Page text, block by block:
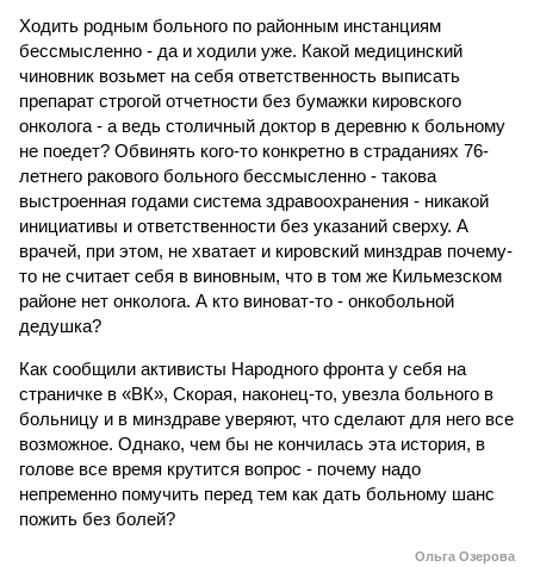
Ходить родным больного по районным инстанциям
бессмысленно - да и ходили уже. Какой медицинский
чиновник возьмет на себя ответственность выписать
препарат строгой отчетности без бумажки кировского
онколога - а ведь столичный доктор в деревню к больному
не поедет? Обвинять кого-то конкретно в страданиях 76-
летнего ракового больного бессмысленно - такова
выстроенная годами система здравоохранения - никакой
инициативы и ответственности без указаний сверху. А
врачей, при этом, не хватает и кировский минздрав почему-
то не считает себя в виновным, что в том же Кильмезском
районе нет онколога. А кто виноват-то - онкобольной
дедушка?
Как сообщили активисты Народного фронта у себя на
страничке в «ВК», Скорая, наконец-то, увезла больного в
больницу и в минздраве уверяют, что сделают для него все
возможное. Однако, чем бы не кончилась эта история, в
голове все время крутится вопрос - почему надо
непременно помучить перед тем как дать больному шанс
пожить без болей?
Ольга Озерова